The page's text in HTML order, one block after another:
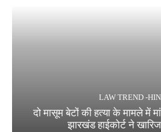
LAW TREND -
दो मासूम बेटों की हत्या के मामले में
झारखंड हाईकोर्ट ने